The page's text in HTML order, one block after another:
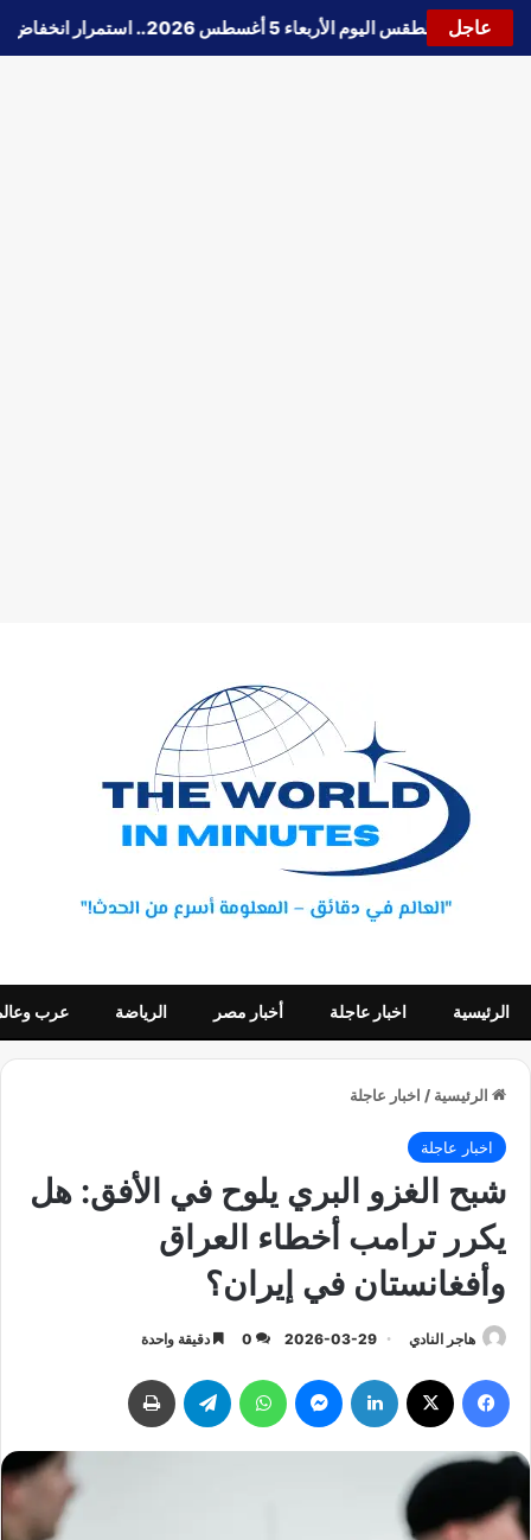
عاجل🔵 حالة الطقس اليوم الأربعاء 5 أغسطس 2026.. استمرار انخفاض الحرارة وتحذيرات من الشبورة واضطراب الملاحة
الرئيسية اخبار عاجلة أخبار مصر الرياضة عرب
الرئيسية / اخبار عاجلة
اخبار عاجلة
شبح الغزو البري يلوح في الأفق: هل
يكرر ترامب أخطاء العراق
وأفغانستان في إيران؟
هاجر النادي 2026-03-29
0 دقيقة واحدة